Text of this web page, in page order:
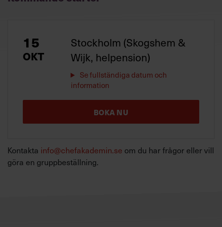
15
OKT
Stockholm (Skogshem &
Wijk, helpension)
Se fullständiga datum och
information
BOKA NU
Kontakta info@chefakademin.se om du har frågor eller vill
göra en gruppbeställning.